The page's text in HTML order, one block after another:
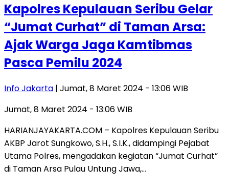
Kapolres Kepulauan Seribu Gelar
“Jumat Curhat” di Taman Arsa:
Ajak Warga Jaga Kamtibmas
Pasca Pemilu 2024
Info Jakarta | Jumat, 8 Maret 2024 - 13:06 WIB
Jumat, 8 Maret 2024 - 13:06 WIB
HARIANJAYAKARTA.COM – Kapolres Kepulauan Seribu
AKBP Jarot Sungkowo, S.H., S.I.K., didampingi Pejabat
Utama Polres, mengadakan kegiatan “Jumat Curhat”
di Taman Arsa Pulau Untung Jawa,…